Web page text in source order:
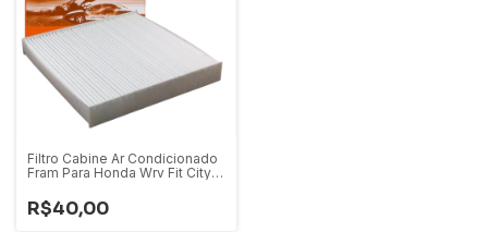
Filtro Cabine Ar Condicionado
Fram Para Honda Wrv Fit City
2011
R$40,00